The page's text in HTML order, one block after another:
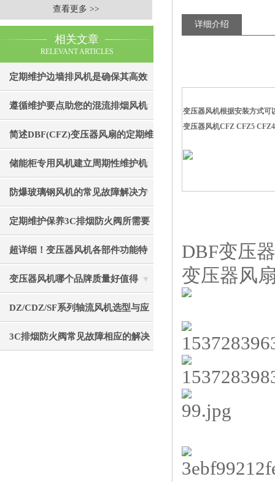
查看更多 >>
相关文章
RELEVANT ARTICLES
定期维护边墙排风机是确保其高效
通风效果的关键
遵循维护要点助您的混流排烟风机
成为真正“风中卫士”
简述DBF(CFZ)变压器风扇的定期维
护保养步骤
储能柜专用风机建立周期性维护机
制的重要性分享
防爆玻璃钢风机的常见故障解决方
法
定期维护保养3C排烟防火阀所需要
重要的事项分享
超详细！变压器风机各部件功能特
点全分享
变压器风机哪个品牌质量好值得
选？静音节能使用寿命长
DZ/CDZ/SF系列轴流风机选型与应
用指南
3C排烟防火阀常见故障相应的解决
详细介绍
变压器风机根据安装方式可
变压器风机CFZ CFZ5
DBF变压
变压器风